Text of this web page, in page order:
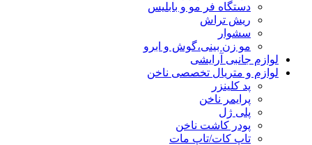
دستگاه فر مو و بابلیس
ریش تراش
سشوار
مو زن بینی،گوش و ابرو
لوازم جانبی آرایشی
لوازم و متریال تخصصی ناخن
پد کلینزر
پرایمر ناخن
پلی ژل
پودر کاشت ناخن
تاپ کات/تاپ مات